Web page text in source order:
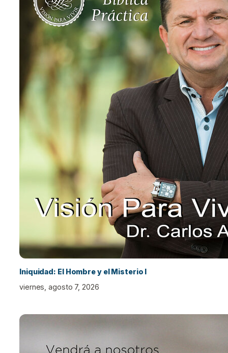
Iniquidad: El Hombre y el Misterio I
viernes, agosto 7, 2026